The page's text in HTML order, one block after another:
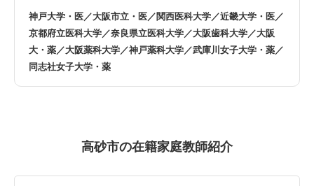
神戸大学・医／大阪市立・医／関西医科大学／近畿大学・医／
京都府立医科大学／奈良県立医科大学／大阪歯科大学／大阪
大・薬／大阪薬科大学／神戸薬科大学／武庫川女子大学・薬／
同志社女子大学・薬
高砂市の在籍家庭教師紹介